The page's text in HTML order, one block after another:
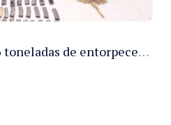
PMAM apreende 16,6 toneladas de entorpecentes e registra aumento nas prisões em flagrante e nas capturas de foragidos no primeiro semestre de 2026